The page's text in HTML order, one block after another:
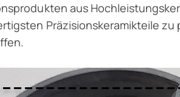
aus
Präzisionskeramikteile